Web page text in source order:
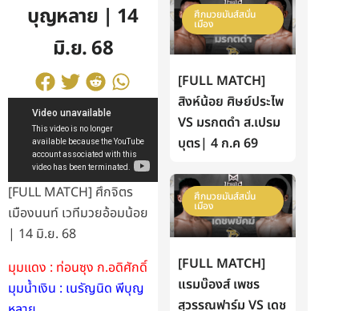
บุญหลาย | 14
มิ.ย. 68
[FULL MATCH] ศึกจิตร
เมืองนนท์ เวทีมวยอ้อมน้อย
| 14 มิ.ย. 68
มุมแดง : ท่อนซุง ก.อดิศักดิ์
มุมน้ำเงิน : เนรัญนิด พีบุญ
ศึกมวยมันส์สนั่น
เมือง
[FULL MATCH]
สิงห์น้อย ศิษย์ประไพ
VS มรกตดำ ส.เปรม
บุตร| 4 ก.ค 69
ศึกมวยมันส์สนั่น
เมือง
[FULL MATCH]
แรมบ๊องส์ เพชร
สุวรรณฟาร์ม VS เดช